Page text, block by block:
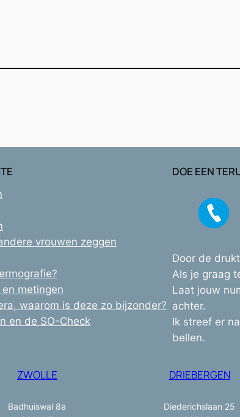
vrouwen zeggen
metingen
waarom is deze zo bijzonder?
en de SO-Check
DOE EEN
Door de
Als je graag
Laat jouw
achter.
Ik streef er
bellen.
ZWOLLE
Badhuiswal 8a
DRIEBERGEN
Diederichslaan 25